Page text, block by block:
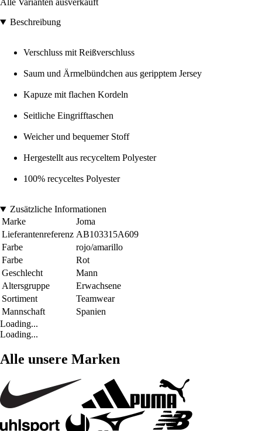
Alle Varianten ausverkauft
Beschreibung
Verschluss mit Reißverschluss
Saum und Ärmelbündchen aus geripptem Jersey
Kapuze mit flachen Kordeln
Seitliche Eingrifftaschen
Weicher und bequemer Stoff
Hergestellt aus recyceltem Polyester
100% recyceltes Polyester
Zusätzliche Informationen
Marke
Joma
Lieferantenreferenz AB103315A609
Farbe
rojo/amarillo
Farbe
Rot
Geschlecht
Mann
Altersgruppe
Erwachsene
Sortiment
Teamwear
Mannschaft
Spanien
Loading...
Loading...
Alle unsere Marken